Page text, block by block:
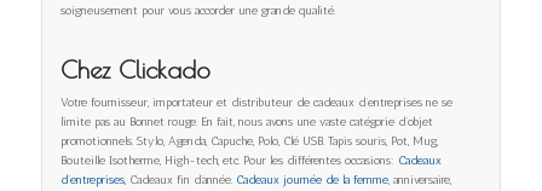
soigneusement pour vous accorder une grande qualité.
Chez Clickado
Votre fournisseur, importateur et distributeur de cadeaux d’entreprises ne se
limite pas au Bonnet rouge. En fait, nous avons une vaste catégorie d’objet
promotionnels. Stylo, Agenda, Capuche, Polo, Clé USB. Tapis souris, Pot, Mug,
Bouteille Isotherme, High-tech, etc. Pour les différentes occasions: Cadeaux
d’entreprises,Cadeaux fin d’année. Cadeaux journée de la femme, anniversaire,